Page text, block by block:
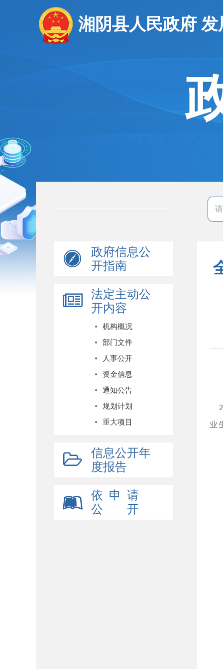
湘阴县人民政府
政府信息公
开指南
法定主动公
开内容
机构概况
部门文件
人事公开
资金信息
通知公告
规划计划
重大项目
信息公开年
度报告
依 申 请
公 开
业